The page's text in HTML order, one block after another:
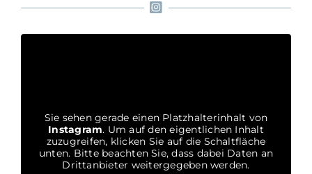
Sie sehen gerade einen Platzhalterinhalt von
Instagram. Um auf den eigentlichen Inhalt
zuzugreifen, klicken Sie auf die Schaltfläche
unten. Bitte beachten Sie, dass dabei Daten an
Drittanbieter weitergegeben werden.